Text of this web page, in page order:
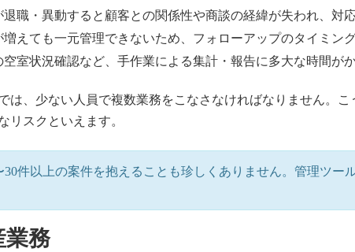
退職・異動すると顧客との関係性や商談の経緯が失われ、対
増えても一元管理できないため、フォローアップのタイミン
室状況確認など、手作業による集計・報告に多大な時間が
は、少ない人員で複数業務をこなさなければなりません。
リスクといえます。
件以上の案件を抱えることも珍しくありません。管理ツー
業務